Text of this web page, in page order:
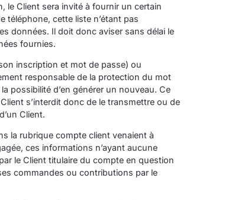
le Client sera invité à fournir un certain
téléphone, cette liste n’étant pas
données. Il doit donc aviser sans délai le
fournies.
inscription et mot de passe) ou
responsable de la protection du mot
possibilité d’en générer un nouveau. Ce
s’interdit donc de le transmettre ou de
Client.
la rubrique compte client venaient à
ces informations n’ayant aucune
le Client titulaire du compte en question
commandes ou contributions par le